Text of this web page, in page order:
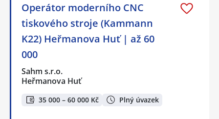
Operátor moderního CNC
tiskového stroje (Kammann
K22) Heřmanova Huť | až 60
000
Sahm s.r.o.
Heřmanova Huť
35 000 – 60 000 Kč Plný úvazek